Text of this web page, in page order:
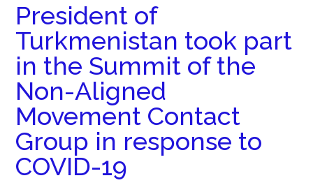
President of
Turkmenistan took part
in the Summit of the
Non-Aligned
Movement Contact
Group in response to
COVID-19